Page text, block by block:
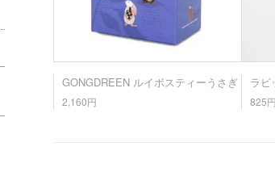
GONGDREEN ルイボスティーうさぎ
2,160円
ラ
825円